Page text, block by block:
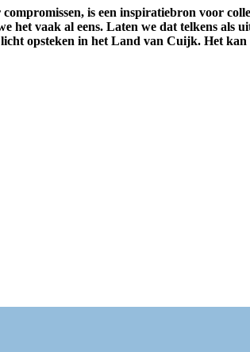
is een inspiratiebron voor
het vaak al eens. Laten we dat telkens als
opsteken in het Land van Cuijk. Het kan